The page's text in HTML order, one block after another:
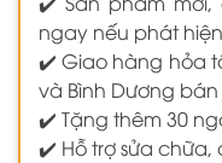
ngay nếu phát
✔️ Giao hàng hỏa
và Bình Dương bán
✔️ Tặng thêm 30
✔️ Hỗ trợ sửa chữa,